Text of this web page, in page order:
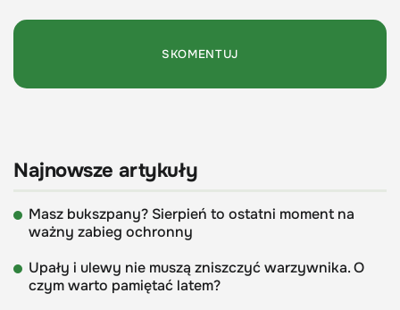
Najnowsze artykuły
Masz bukszpany? Sierpień to ostatni moment na
ważny zabieg ochronny
Upały i ulewy nie muszą zniszczyć warzywnika. O
czym warto pamiętać latem?